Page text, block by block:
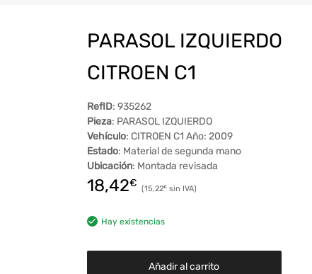
PARASOL IZQUIERDO
CITROEN C1
RefID: 935262
Pieza: PARASOL IZQUIERDO
Vehículo: CITROEN C1 Año: 2009
Estado: Material de segunda mano
Ubicación: Montada revisada
18,42€ 15,22€
Hay existencias
Añadir al carrito